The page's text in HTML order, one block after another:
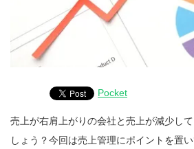
Pocket
売上が右肩上がりの会社と売上が減少し
しょう？今回は売上管理にポイントを置